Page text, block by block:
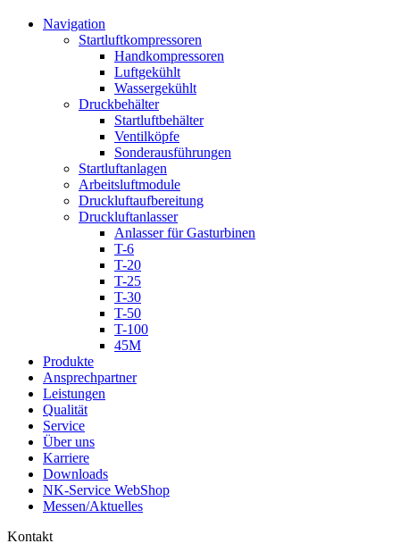
Navigation
Startluftkompressoren
Handkompressoren
Luftgekühlt
Wassergekühlt
Druckbehälter
Startluftbehälter
Ventilköpfe
Sonderausführungen
Startluftanlagen
Arbeitsluftmodule
Druckluftaufbereitung
Druckluftanlasser
Anlasser für Gasturbinen
T-6
T-20
T-25
T-30
T-50
T-100
45M
Produkte
Ansprechpartner
Leistungen
Qualität
Service
Über uns
Karriere
Downloads
NK-Service WebShop
Messen/Aktuelles
Kontakt